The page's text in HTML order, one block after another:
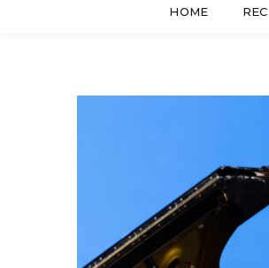
HOME